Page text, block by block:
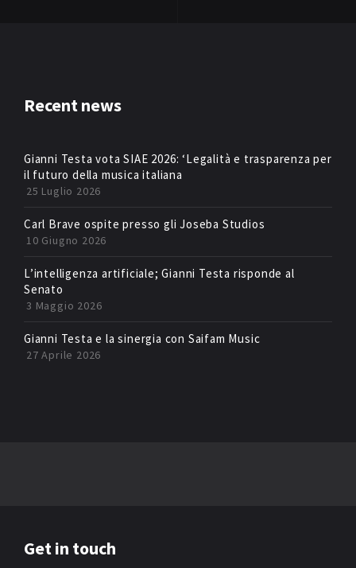
Recent news
Gianni Testa vota SIAE 2026: ‘Legalità e trasparenza per
il futuro della musica italiana
25 Luglio 2026
Carl Brave ospite presso gli Joseba Studios
10 Giugno 2026
L’intelligenza artificiale; Gianni Testa risponde al
Senato
3 Maggio 2026
Gianni Testa e la sinergia con Saifam Music
27 Aprile 2026
Get in touch